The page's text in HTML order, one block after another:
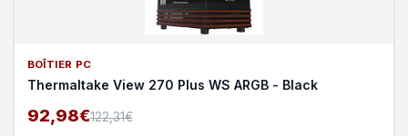
BOÎTIER PC
Thermaltake View 270 Plus WS ARGB - Black
92,98€122,31€